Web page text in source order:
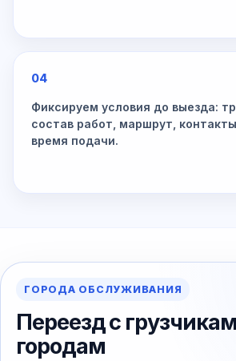
04
Фиксируем условия до выезда:
состав работ, маршрут,
время подачи.
ГОРОДА ОБСЛУЖИВАНИЯ
Переезд с
городам